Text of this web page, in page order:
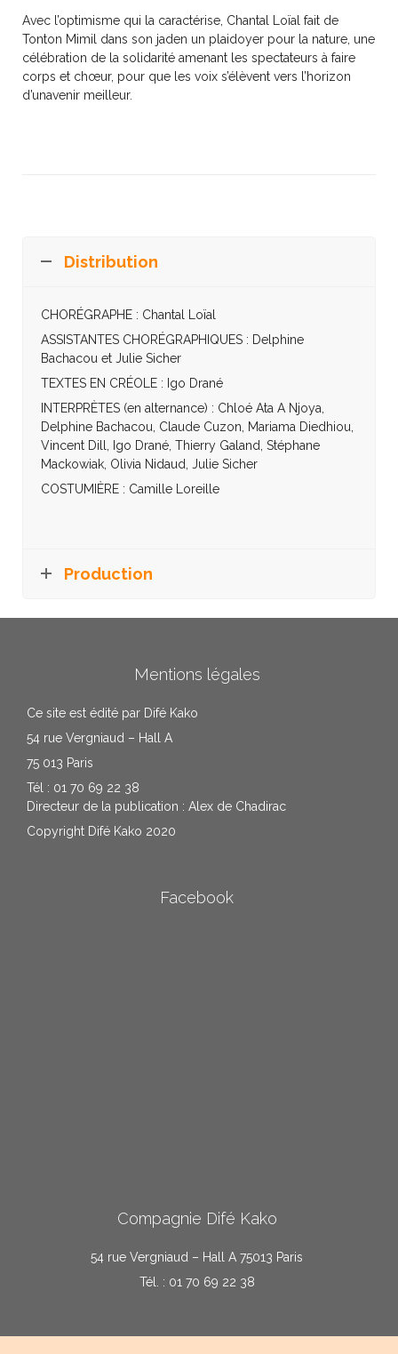
Avec l’optimisme qui la caractérise, Chantal Loïal fait de
Tonton Mimil dans son jaden un plaidoyer pour la nature, une
célébration de la solidarité amenant les spectateurs à faire
corps et chœur, pour que les voix s’élèvent vers l’horizon
d’unavenir meilleur.
Distribution
CHORÉGRAPHE : Chantal Loïal
ASSISTANTES CHORÉGRAPHIQUES : Delphine
Bachacou et Julie Sicher
TEXTES EN CRÉOLE : Igo Drané
INTERPRÈTES (en alternance) : Chloé Ata A Njoya,
Delphine Bachacou, Claude Cuzon, Mariama Diedhiou,
Vincent Dill, Igo Drané, Thierry Galand, Stéphane
Mackowiak, Olivia Nidaud, Julie Sicher
COSTUMIÈRE : Camille Loreille
Production
Mentions légales
Ce site est édité par Difé Kako
54 rue Vergniaud – Hall A
75 013 Paris
Tél : 01 70 69 22 38
Directeur de la publication : Alex de Chadirac
Copyright Difé Kako 2020
Facebook
Compagnie Difé Kako
54 rue Vergniaud – Hall A 75013 Paris
Tél. : 01 70 69 22 38